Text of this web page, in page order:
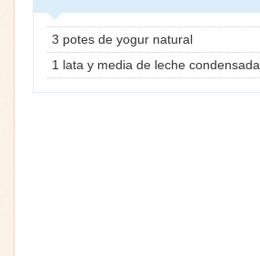
3 potes de yogur natural
1 lata y media de leche condensada